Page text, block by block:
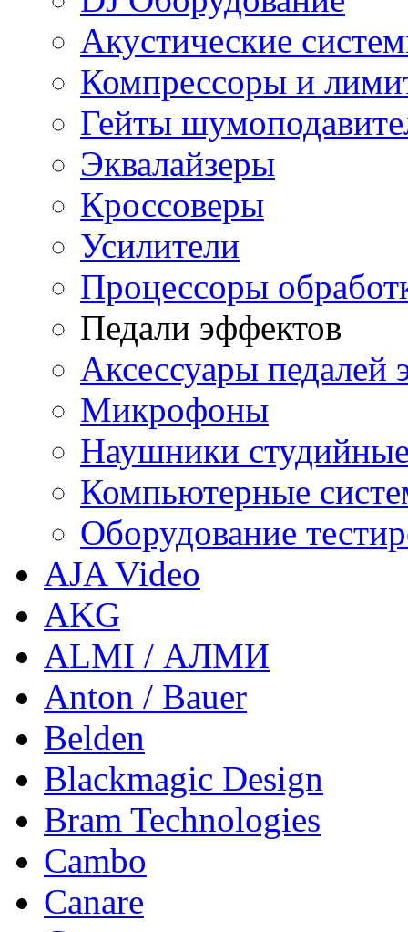
Акустические
Компрессоры и
Гейты
Эквалайзеры
Кроссоверы
Усилители
Процессоры
Педали эффектов
Аксессуары педалей
Микрофоны
Наушники
Компьютерные
Оборудование
AJA Video
AKG
ALMI / АЛМИ
Anton / Bauer
Belden
Blackmagic Design
Bram Technologies
Cambo
Canare